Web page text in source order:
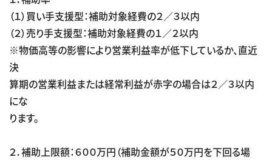
（１）買い手支援型：補助対象経費の２／３以内
（２）売り手支援型：補助対象経費の１／２以内
※物価高等の影響により営業利益率が低下しているか、直近
決
算期の営業利益または経常利益が赤字の場合は２／３以内
にな
ります。
２．補助上限額：６００万円（補助金額が５０万円を下回る場